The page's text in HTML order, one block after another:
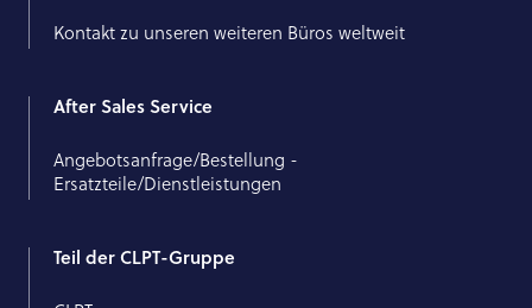
Kontakt zu unseren weiteren Büros weltweit
After Sales Service
Angebotsanfrage/Bestellung -
Ersatzteile/Dienstleistungen
Teil der CLPT-Gruppe